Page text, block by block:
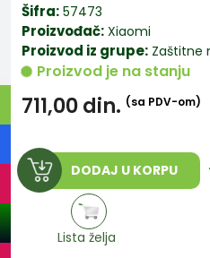
Šifra: 57473
Proizvođač: Xiaomi
Proizvod iz grupe: Zaštitne
Proizvod je na stanju
711,00din. (sa PDV-om)
DODAJ U KORPU
Lista želja